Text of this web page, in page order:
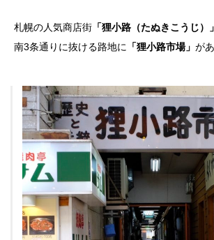
札幌の人気商店街 「狸小路（たぬきこうじ）」
南3条通りに抜ける路地に 「狸小路市場」 が